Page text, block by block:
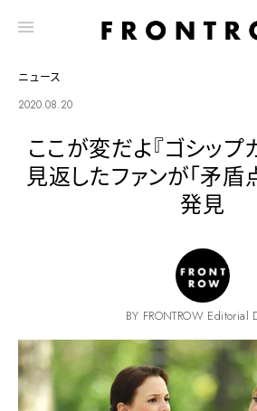
ニュース
2020.08.20
ここが変だよ『ゴシップ
見返したファンが「矛盾
発見
BY FRONTROW Editorial